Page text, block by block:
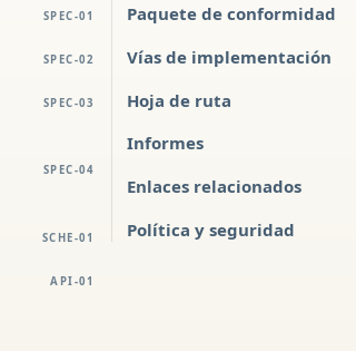
SPEC-01
SPEC-02
SPEC-03
SPEC-04
SCHE-01
API-01
Paquete de conformidad
Vías de implementación
Hoja de ruta
Informes
Enlaces relacionados
Política y seguridad